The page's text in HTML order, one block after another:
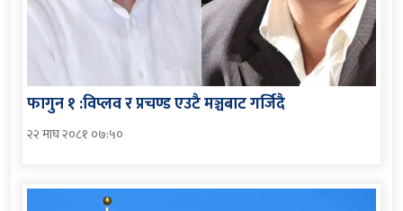
फागुन १ :विप्लव र प्रचण्ड एउटै मञ्चबाट गर्जिदै
२२ माघ २०८१ ०७:५०